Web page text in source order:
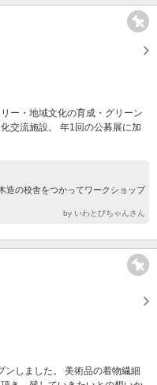
ー・地域文化の育成・グリーン
交流施設。 年1回の公募展に加
造の校舎をつかってワークショップ
by いわとびちゃんさん
ンしました。 美術品の着物繊細